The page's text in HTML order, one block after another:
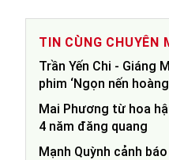
TIN CÙNG CHUYÊN
Trần Yến Chi - Giáng
phim ‘Ngọn nến
Mai Phương từ hoa
4 năm đăng quang
Mạnh Quỳnh cảnh